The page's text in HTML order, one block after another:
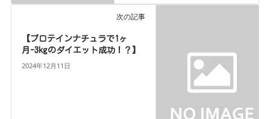
次の記事
【プロテインナチュラで1ヶ
月-3kgのダイエット成功！？】
2024年12月11日